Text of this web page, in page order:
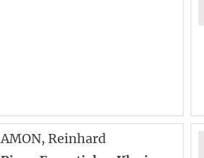
AMON, Reinhard